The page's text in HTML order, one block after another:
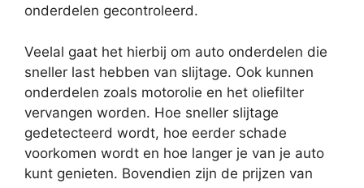
onderdelen gecontroleerd.
Veelal gaat het hierbij om auto onderdelen die
sneller last hebben van slijtage. Ook kunnen
onderdelen zoals motorolie en het oliefilter
vervangen worden. Hoe sneller slijtage
gedetecteerd wordt, hoe eerder schade
voorkomen wordt en hoe langer je van je auto
kunt genieten. Bovendien zijn de prijzen van